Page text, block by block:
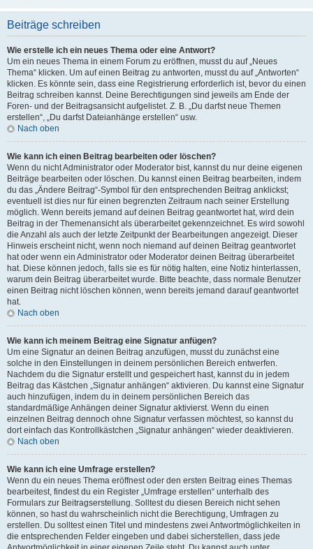
Beiträge schreiben
Wie erstelle ich ein neues Thema oder eine Antwort?
Um ein neues Thema in einem Forum zu eröffnen, musst du auf „Neues
Thema“ klicken. Um auf einen Beitrag zu antworten, musst du auf „Antworten“
klicken. Es könnte sein, dass eine Registrierung erforderlich ist, bevor du einen
Beitrag schreiben kannst. Deine Berechtigungen sind jeweils am Ende der
Foren- und der Beitragsansicht aufgelistet. Z. B. „Du darfst neue Themen
erstellen“, „Du darfst Dateianhänge erstellen“ usw.
Nach oben
Wie kann ich einen Beitrag bearbeiten oder löschen?
Wenn du nicht Administrator oder Moderator bist, kannst du nur deine eigenen
Beiträge bearbeiten oder löschen. Du kannst einen Beitrag bearbeiten, indem
du das „Ändere Beitrag“-Symbol für den entsprechenden Beitrag anklickst;
eventuell ist dies nur für einen begrenzten Zeitraum nach seiner Erstellung
möglich. Wenn bereits jemand auf deinen Beitrag geantwortet hat, wird dein
Beitrag in der Themenansicht als überarbeitet gekennzeichnet. Es wird sowohl
die Anzahl als auch der letzte Zeitpunkt der Bearbeitungen angezeigt. Dieser
Hinweis erscheint nicht, wenn noch niemand auf deinen Beitrag geantwortet
hat oder wenn ein Administrator oder Moderator deinen Beitrag überarbeitet
hat. Diese können jedoch, falls sie es für nötig halten, eine Notiz hinterlassen,
warum dein Beitrag überarbeitet wurde. Bitte beachte, dass normale Benutzer
einen Beitrag nicht löschen können, wenn bereits jemand darauf geantwortet
hat.
Nach oben
Wie kann ich meinem Beitrag eine Signatur anfügen?
Um eine Signatur an deinen Beitrag anzufügen, musst du zunächst eine
solche in den Einstellungen in deinem persönlichen Bereich entwerfen.
Nachdem du die Signatur erstellt und gespeichert hast, kannst du in jedem
Beitrag das Kästchen „Signatur anhängen“ aktivieren. Du kannst eine Signatur
auch hinzufügen, indem du in deinem persönlichen Bereich das
standardmäßige Anhängen deiner Signatur aktivierst. Wenn du einen
einzelnen Beitrag dennoch ohne Signatur verfassen möchtest, so kannst du
dort einfach das Kontrollkästchen „Signatur anhängen“ wieder deaktivieren.
Nach oben
Wie kann ich eine Umfrage erstellen?
Wenn du ein neues Thema eröffnest oder den ersten Beitrag eines Themas
bearbeitest, findest du ein Register „Umfrage erstellen“ unterhalb des
Formulars zur Beitragserstellung. Solltest du diesen Bereich nicht sehen
können, so hast du wahrscheinlich nicht die Berechtigung, Umfragen zu
erstellen. Du solltest einen Titel und mindestens zwei Antwortmöglichkeiten in
die entsprechenden Felder eingeben und dabei sicherstellen, dass jede